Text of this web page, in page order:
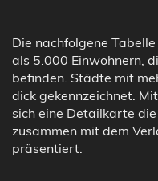
Die nachfolgene
als 5.000 Einwohnern,
befinden. Städte mit
dick gekennzeichnet.
sich eine Detailkarte
zusammen mit dem
präsentiert.